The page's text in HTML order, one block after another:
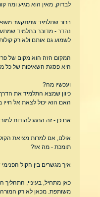
לבדוק, מאין הוא מגיע ומה
ברור שתלמיד שמתקשר
נהדר - מדובר בתלמיד
לשמוע גם אותם ולא רק
המקום הזה הוא מקום של
היא פסגת השאיפות של כל
ועכשיו מה?
כיוון שמצא התלמיד את
האם הוא יכול לצאת אל חייו
אם כן - זה הרגע להודות
אולם, אם למרות מציאת הקול
תומכת - מה אז?
איך מגשרים בין הקול
כאן מתחיל, בעיניי, התהליך
משותפת. מכאן לא רק